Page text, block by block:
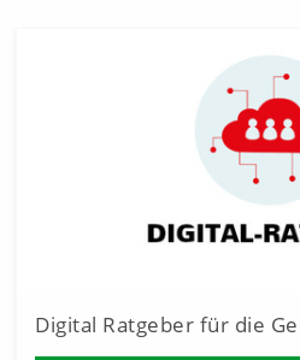
Digital Ratgeber für die